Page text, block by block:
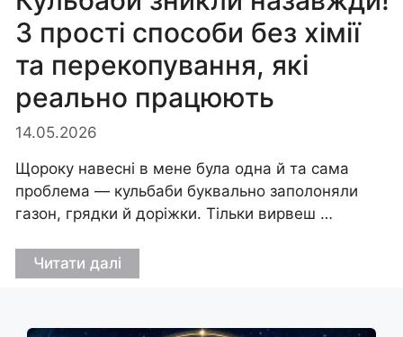
3 прості способи без хімії
та перекопування, які
реально працюють
14.05.2026
Щороку навесні в мене була одна й та сама
проблема — кульбаби буквально заполоняли
газон, грядки й доріжки. Тільки вирвеш …
Читати далі